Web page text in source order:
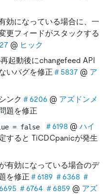
効になっている場合に、一
更フィードがスタックする
@ ヒック
起動後にchangefeed API
いバグを修正 ＃5837 @ ア
ンク ＃6206 @ アズドンメ
題を修正
= false ＃6198@ ハイ
すると TiCDCpanicが発生
有効になっている場合のデ
を修正 ＃6189 ＃6368 ＃
＃6764 ＃6859 @ アズ